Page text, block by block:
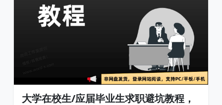
大学在校生/应届毕业生求职避坑教程，